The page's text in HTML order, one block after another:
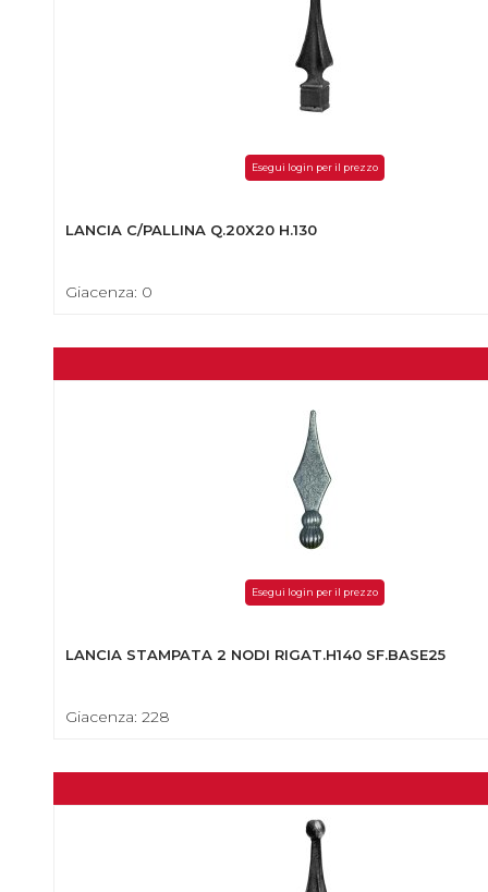
Esegui login per il prezzo
LANCIA C/PALLINA Q.20X20 H.130
Giacenza: 0
Esegui login per il prezzo
LANCIA STAMPATA 2 NODI RIGAT.H140 SF.BASE25
Giacenza: 228